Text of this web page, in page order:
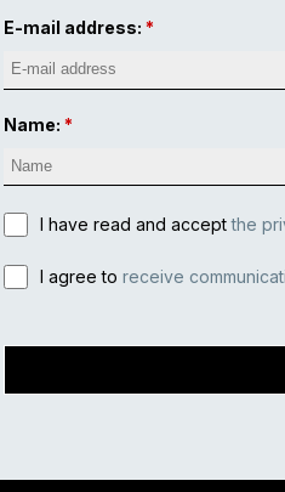
E-mail address:
Name:
I have read and acceptthe
I agree to receive